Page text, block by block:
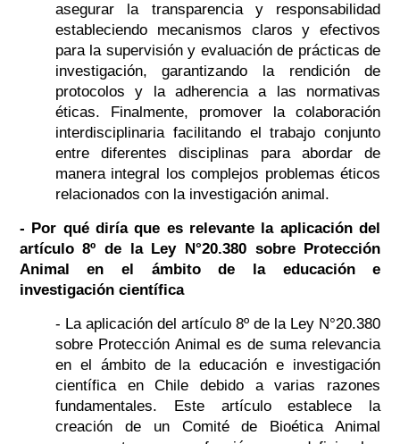
asegurar la transparencia y responsabilidad
estableciendo mecanismos claros y efectivos
para la supervisión y evaluación de prácticas de
investigación, garantizando la rendición de
protocolos y la adherencia a las normativas
éticas. Finalmente, promover la colaboración
interdisciplinaria facilitando el trabajo conjunto
entre diferentes disciplinas para abordar de
manera integral los complejos problemas éticos
relacionados con la investigación animal.
- Por qué diría que es relevante la aplicación del
artículo 8º de la Ley N°20.380 sobre Protección
Animal en el ámbito de la educación e
investigación científica
- La aplicación del artículo 8º de la Ley N°20.380
sobre Protección Animal es de suma relevancia
en el ámbito de la educación e investigación
científica en Chile debido a varias razones
fundamentales. Este artículo establece la
creación de un Comité de Bioética Animal